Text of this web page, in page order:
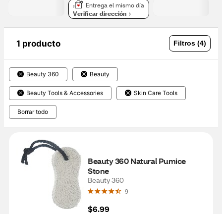
Entrega el mismo día
Verificar dirección
1 producto Filtros (4)
Beauty 360 Beauty
Beauty Tools & Accessories Skin Care Tools
Borrar todo
Beauty 360 Natural Pumice
Stone
Beauty 360
9
$6.99